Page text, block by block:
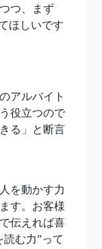
つ、まず
ほしいです
アルバイト
役立つので
る」と断言
を動かす力
す。お客様
伝えれば喜
む力”って